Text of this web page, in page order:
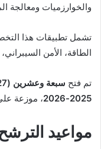
والخوارزميات ومعالجة
تشمل تطبيقات هذا
الطاقة، الأمن
تم فتح سبعة وعشرين (27) مقعدًا بيداغوجيًا
2025-2026
، موزعة
مواعيد